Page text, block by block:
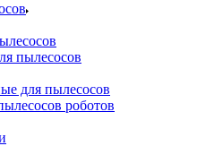
пылесосов
для пылесосов
роботов